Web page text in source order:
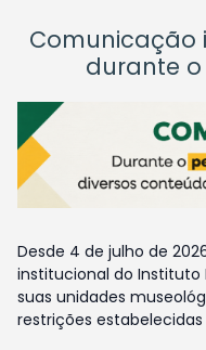
Comunicação
durante
Desde 4 de julho de
institucional do Instituto
suas unidades
restrições